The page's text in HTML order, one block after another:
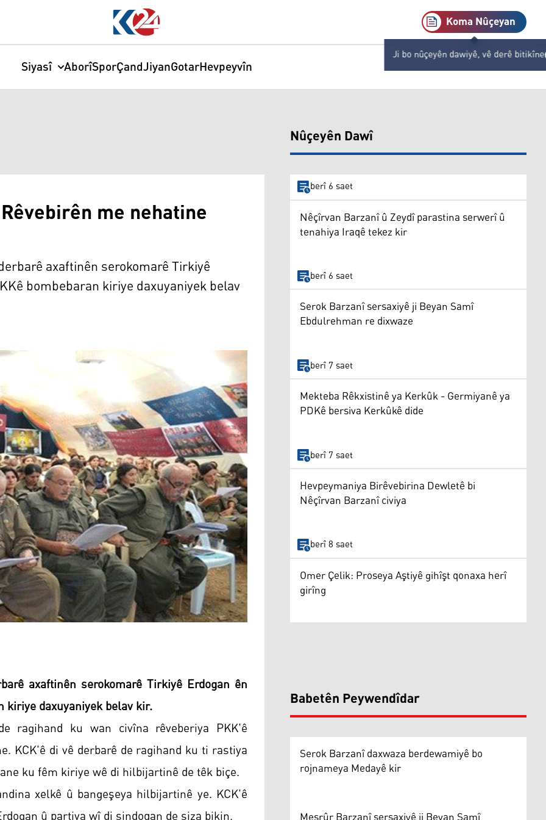
Koma Nûçeyan
Ji bo nûçeyên dawiyê, vê derê bitikîne
Siyasî AborîSporÇandJiyanGotarHevpeyvîn
me nehatine
axaftinên serokomarê Tirkiyê
bombebaran kiriye daxuyaniyek belav
axaftinên serokomarê Tirkiyê Erdogan ên
kiriye daxuyaniyek belav kir.
ragihand ku wan civîna rêveberiya PKK'ê
KCK'ê di vê derbarê de ragihand ku ti rastiya
ku fêm kiriye wê di hilbijartinê de têk biçe.
xelkê û bangeşeya hilbijartinê ye. KCK'ê
Nûçeyên Dawî
berî 6 saet
Nêçîrvan Barzanî û Zeydî parastina serwerî û
tenahiya Iraqê tekez kir
berî 6 saet
Serok Barzanî sersaxiyê ji Beyan Samî
Ebdulrehman re dixwaze
berî 7 saet
Mekteba Rêkxistinê ya Kerkûk - Germiyanê ya
PDKê bersiva Kerkûkê dide
berî 7 saet
Hevpeymaniya Birêvebirina Dewletê bi
Nêçîrvan Barzanî civiya
berî 8 saet
Omer Çelik: Proseya Aştiyê gihîşt qonaxa herî
girîng
Babetên Peywendîdar
Serok Barzanî daxwaza berdewamiyê bo
rojnameya Medayê kir